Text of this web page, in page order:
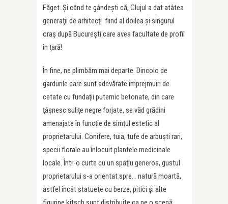
Făget. Şi când te gândeşti că, Clujul a dat atâtea
generaţii de arhitecţi fiind al doilea şi singurul
oraş după Bucureşti care avea facultate de profil
în ţară!
În fine, ne plimbăm mai departe. Dincolo de
gardurile care sunt adevărate împrejmuiri de
cetate cu fundaţii puternic betonate, din care
ţâşnesc suliţe negre forjate, se văd grădini
amenajate în funcţie de simţul estetic al
proprietarului. Conifere, tuia, tufe de arbuşti rari,
specii florale au înlocuit plantele medicinale
locale. Într-o curte cu un spaţiu generos, gustul
proprietarului s-a orientat spre… natură moartă,
astfel încât statuete cu berze, pitici şi alte